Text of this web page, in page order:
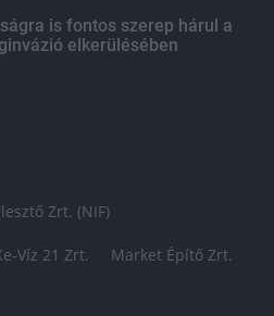
is fontos szerep hárul a
elkerülésében
Zrt. (NIF)
Víz 21 Zrt. Market Építő Zrt.